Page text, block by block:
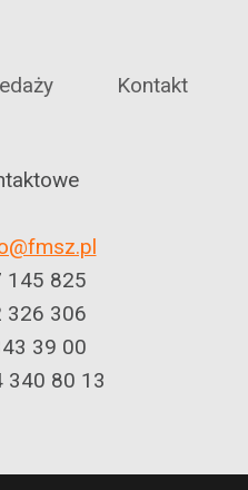
Kontakt
145 825
326 306
39 00
340 80 13